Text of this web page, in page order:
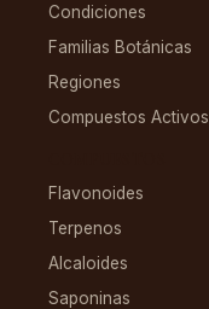
Condiciones
Familias Botánicas
Regiones
Compuestos Activos
Flavonoides
Terpenos
Alcaloides
Saponinas